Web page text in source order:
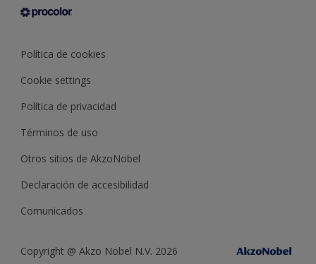
Condiciones generales de venta
Sobre Procolor
Política de cookies
Cookie settings
Política de privacidad
Términos de uso
Otros sitios de AkzoNobel
Declaración de accesibilidad
Comunicados
Copyright @ Akzo Nobel N.V. 2026